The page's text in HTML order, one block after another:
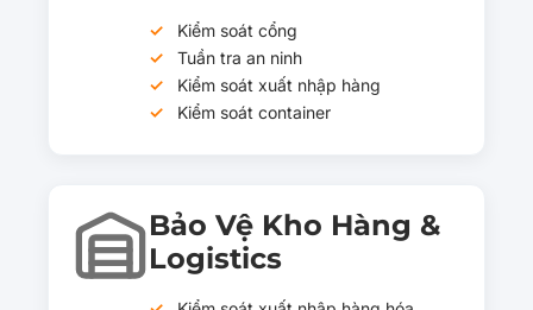
Kiểm soát cổng
Tuần tra an ninh
Kiểm soát xuất nhập hàng
Kiểm soát container
Bảo Vệ Kho Hàng &
Logistics